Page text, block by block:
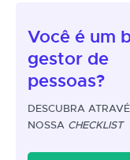
Você é um
gestor de
pessoas?
DESCUBRA
NOSSA CHECKLIST